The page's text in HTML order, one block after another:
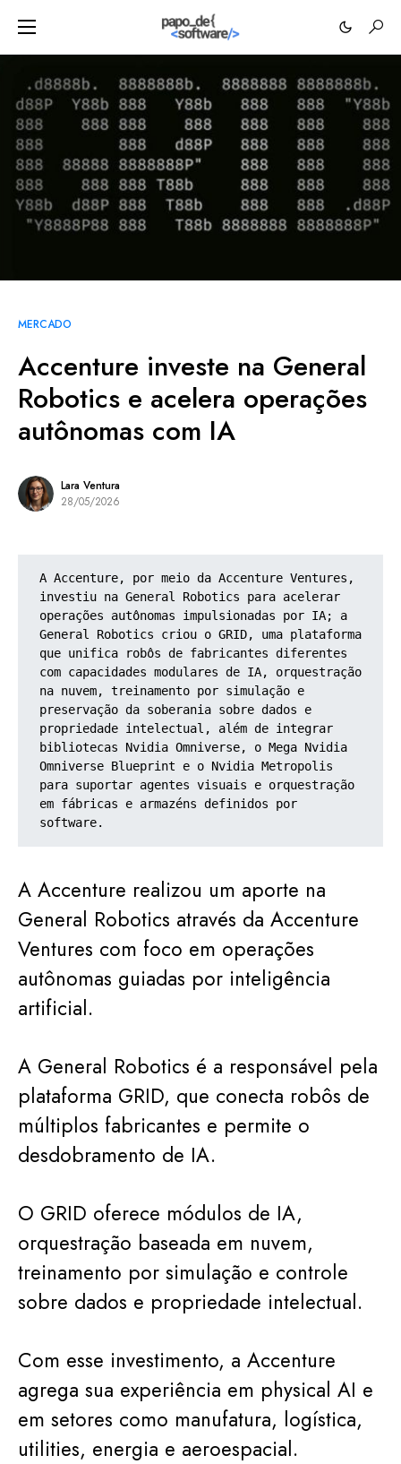
MERCADO
Accenture investe na General
Robotics e acelera operações
autônomas com IA
Lara Ventura
28/05/2026
A Accenture, por meio da Accenture Ventures,
investiu na General Robotics para acelerar
operações autônomas impulsionadas por IA; a
General Robotics criou o GRID, uma plataforma
que unifica robôs de fabricantes diferentes
com capacidades modulares de IA, orquestração
na nuvem, treinamento por simulação e
preservação da soberania sobre dados e
propriedade intelectual, além de integrar
bibliotecas Nvidia Omniverse, o Mega Nvidia
Omniverse Blueprint e o Nvidia Metropolis
para suportar agentes visuais e orquestração
em fábricas e armazéns definidos por
software.
A Accenture realizou um aporte na
General Robotics através da Accenture
Ventures com foco em operações
autônomas guiadas por inteligência
artificial.
A General Robotics é a responsável pela
plataforma GRID, que conecta robôs de
múltiplos fabricantes e permite o
desdobramento de IA.
O GRID oferece módulos de IA,
orquestração baseada em nuvem,
treinamento por simulação e controle
sobre dados e propriedade intelectual.
Com esse investimento, a Accenture
agrega sua experiência em physical AI e
em setores como manufatura, logística,
utilities, energia e aeroespacial.